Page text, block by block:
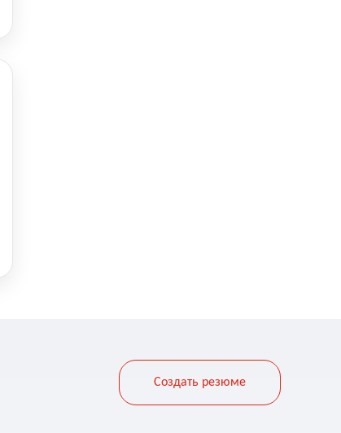
Создать резюме